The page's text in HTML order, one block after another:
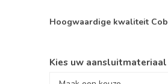
Hoogwaardige kwaliteit
Kies uw